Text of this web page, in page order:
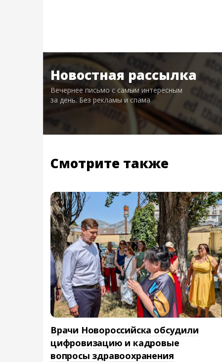
Новостная рассылка
Вечернее письмо с самым интересным
за день. Без рекламы и спама
Смотрите также
Врачи Новороссийска обсудили
цифровизацию и кадровые
вопросы здравоохранения